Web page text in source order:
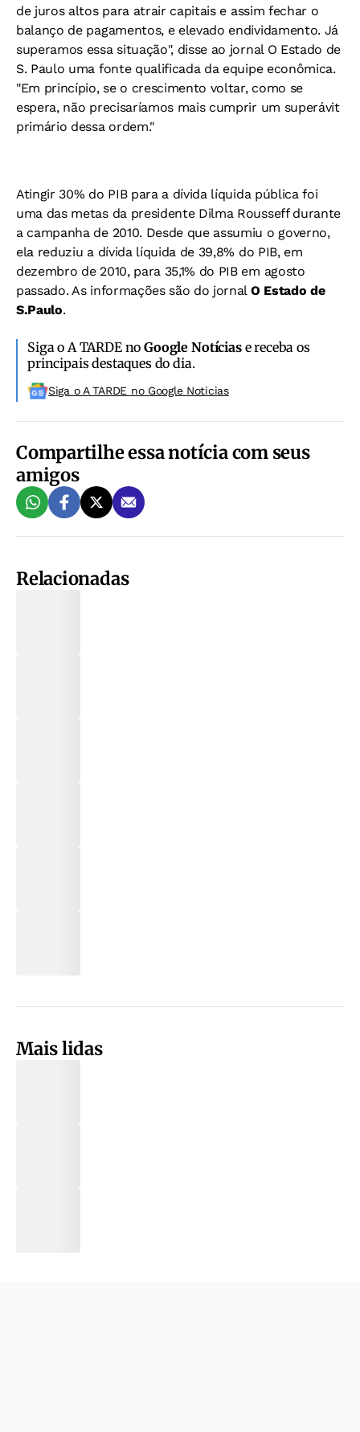
de juros altos para atrair capitais e assim fechar o
balanço de pagamentos, e elevado endividamento. Já
superamos essa situação", disse ao jornal O Estado de
S. Paulo uma fonte qualificada da equipe econômica.
"Em princípio, se o crescimento voltar, como se
espera, não precisaríamos mais cumprir um superávit
primário dessa ordem."
Atingir 30% do PIB para a dívida líquida pública foi
uma das metas da presidente Dilma Rousseff durante
a campanha de 2010. Desde que assumiu o governo,
ela reduziu a dívida líquida de 39,8% do PIB, em
dezembro de 2010, para 35,1% do PIB em agosto
passado. As informações são do jornal O Estado de
S.Paulo.
Siga o A TARDE noGoogle Notíciase receba os
principais destaques do dia.
Siga o A TARDE no Google Noticias
Compartilhe essa notícia com seus
amigos
Relacionadas
Mais lidas